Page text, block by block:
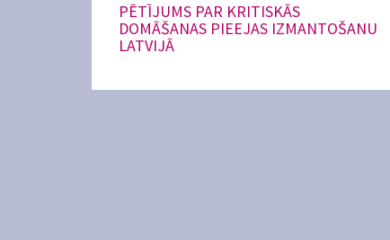
PĒTĪJUMS PAR KRITISKĀS
DOMĀŠANAS PIEEJAS IZMANTOŠANU
LATVIJĀ